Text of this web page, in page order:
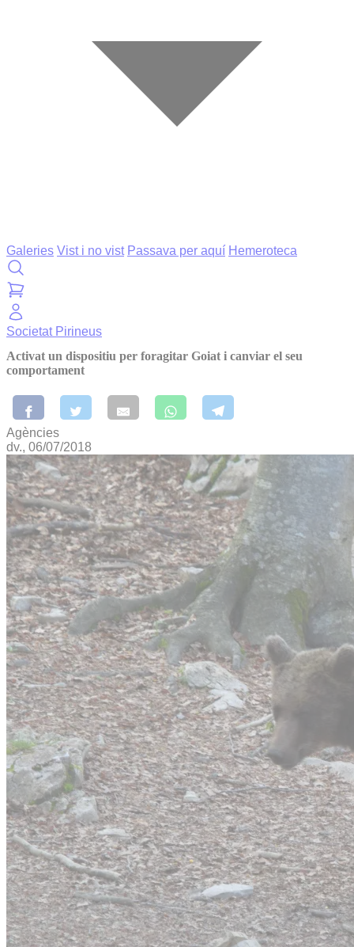
Galeries Vist i no vist Passava per aquí Hemeroteca
Societat Pirineus
Activat un dispositiu per foragitar Goiat i canviar el seu
comportament
Agències
dv., 06/07/2018